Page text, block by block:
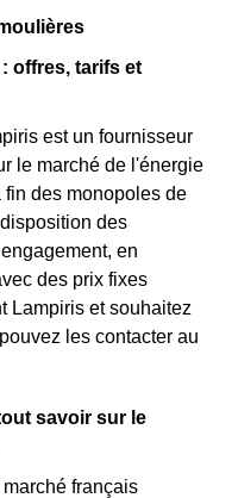
offres, tarifs et
est un fournisseur
le marché de l'énergie
des monopoles de
des
en
des prix fixes
Lampiris et souhaitez
les contacter au
savoir sur le
français